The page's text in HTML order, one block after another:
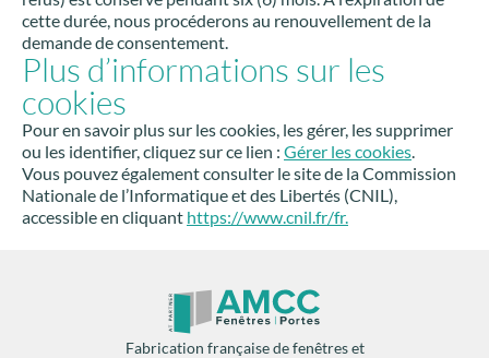
cette durée, nous procéderons au renouvellement de la
demande de consentement.
Plus d’informations sur les
cookies
Pour en savoir plus sur les cookies, les gérer, les supprimer
ou les identifier, cliquez sur ce lien : Gérer les cookies.
Vous pouvez également consulter le site de la Commission
Nationale de l’Informatique et des Libertés (CNIL),
accessible en cliquant https://www.cnil.fr/fr.
Fabrication française de fenêtres et